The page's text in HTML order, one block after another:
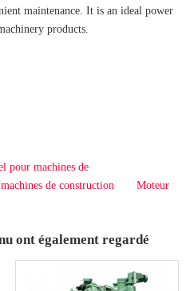
maintenance. It is an ideal power
products.
pour machines de
de construction
Moteur
ont également regardé